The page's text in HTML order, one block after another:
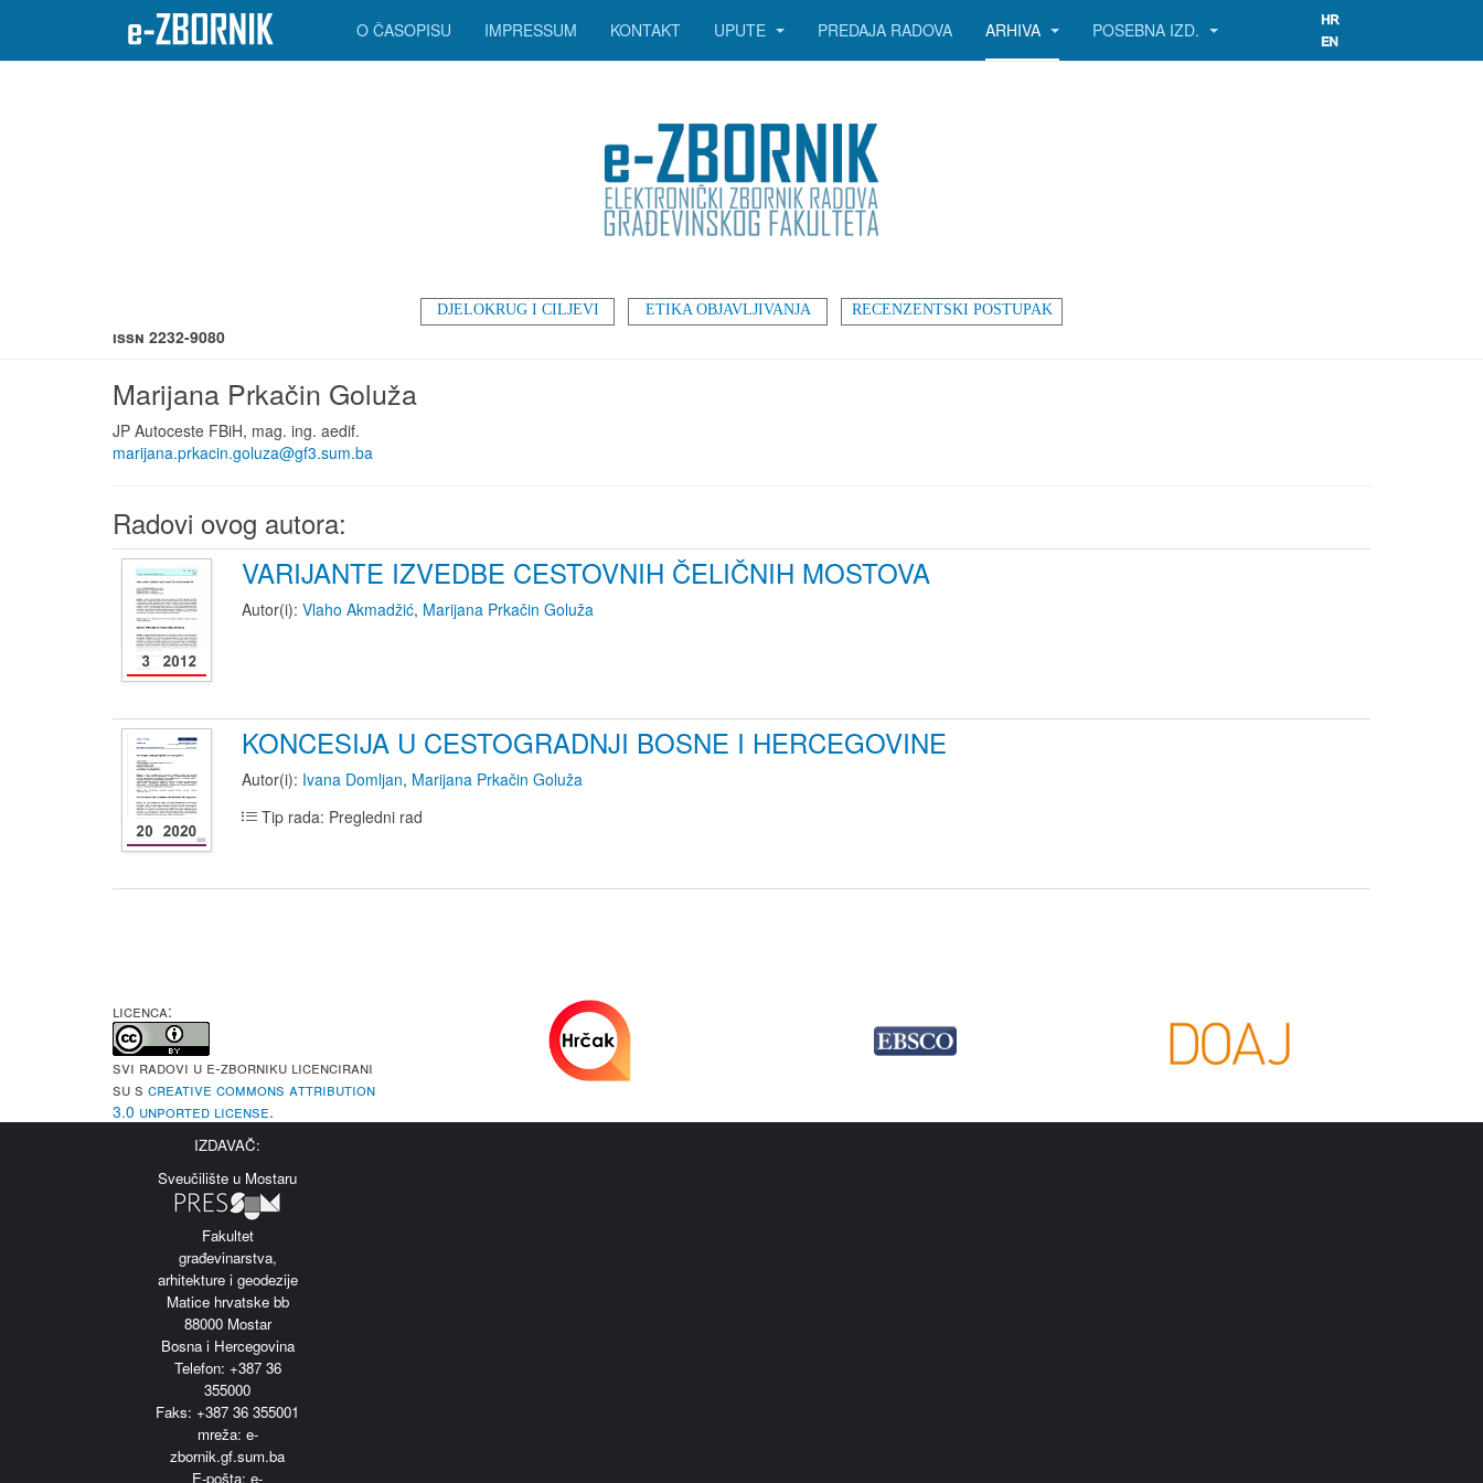
DJELOKRUG I CILJEVI ETIKA OBJAVLJIVANJA RECENZENTSKI POSTUPAK
O ČASOPISU IMPRESSUM KONTAKT UPUTE PREDAJA RADOVA ARHIVA POSEBNA IZD.
ISSN 2232-9080
Marijana Prkačin Goluža
JP Autoceste FBiH, mag. ing. aedif.
marijana.prkacin.goluza@gf3.sum.ba
Radovi ovog autora:
VARIJANTE IZVEDBE CESTOVNIH ČELIČNIH MOSTOVA
Autor(i): Vlaho Akmadžić, Marijana Prkačin Goluža
KONCESIJA U CESTOGRADNJI BOSNE I HERCEGOVINE
Autor(i): Ivana Domljan, Marijana Prkačin Goluža
Tip rada: Pregledni rad
LICENCA:
Svi radovi u e-Zborniku licencirani
su s Creative Commons Attribution
3.0 Unported License.
IZDAVAČ:
Sveučilište u Mostaru
Fakultet
građevinarstva,
arhitekture i geodezije
Matice hrvatske bb
88000 Mostar
Bosna i Hercegovina
Telefon: +387 36
355000
Faks: +387 36 355001
mreža: e-
zbornik.gf.sum.ba
E-pošta: e-